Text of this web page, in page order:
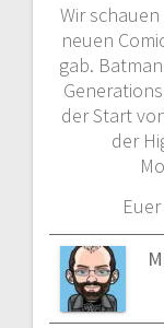
Wir
neuen
gab.
der Start
der